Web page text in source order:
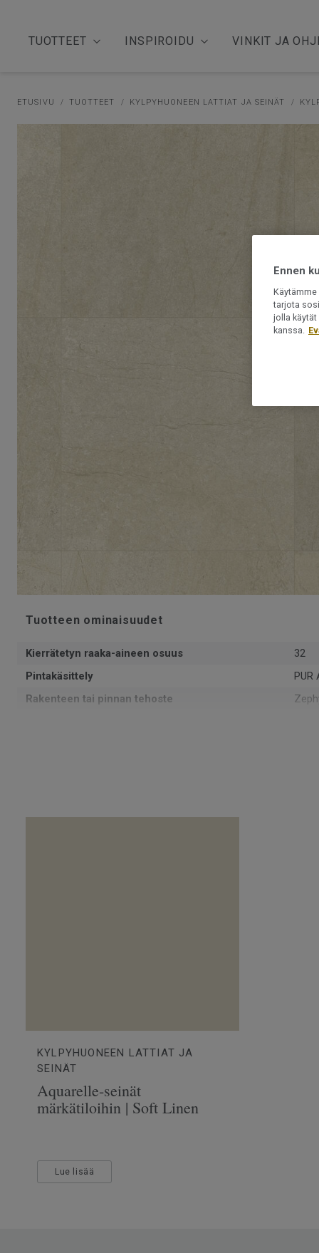
TUOTTEET INSPIROIDU VINKIT JA
ETUSIVU TUOTTEET KYLPYHUONEEN LATTIAT JA SEINÄT
Tuotteen ominaisuudet
Kierrätetyn raaka-aineen osuus
32
Pintakäsittely
PUR
Rakenteen tai pinnan tehoste
KYLPYHUONEEN LATTIAT JA
SEINÄT
Aquarelle-seinät
märkätiloihin | Soft Linen
Lue lisää
Ennen
tarjota
jolla
kanssa.